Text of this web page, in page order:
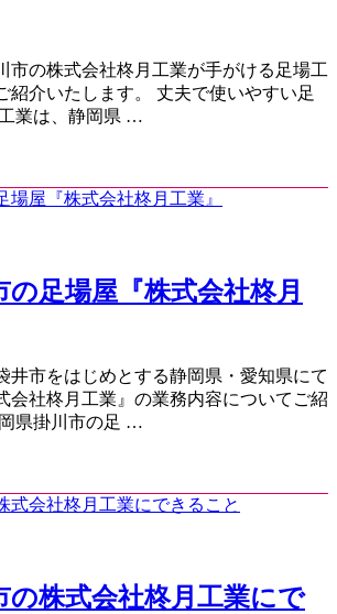
市の株式会社柊月工業が手がける足場工
紹介いたします。 丈夫で使いやすい足
業は、静岡県 …
の足場屋『株式会社柊月
井市をはじめとする静岡県・愛知県にて
会社柊月工業』の業務内容についてご紹
県掛川市の足 …
の株式会社柊月工業にで